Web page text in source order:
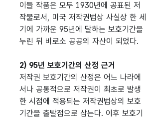
이들 작품은 모두 1930년에 공표된 저
작물로서, 미국 저작권법상 사실상 한 세
기에 가까운 95년에 달하는 보호기간을
누린 뒤 비로소 공공의 자산이 되었다.
2) 95년 보호기간의 산정 근거
저작권 보호기간의 산정은 어느 나라에
서나 공통적으로 저작권이 최초로 발생
한 시점에 적용되는 저작권법상의 보호
기간을 출발점으로 삼는다. 이후 보호기